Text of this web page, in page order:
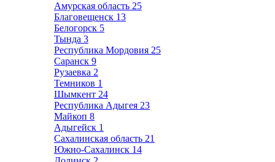
Амурская область 25
Благовещенск 13
Белогорск 5
Тында 3
Республика Мордовия 25
Саранск 9
Рузаевка 2
Темников 1
Шымкент 24
Республика Адыгея 23
Майкоп 8
Адыгейск 1
Сахалинская область 21
Южно-Сахалинск 14